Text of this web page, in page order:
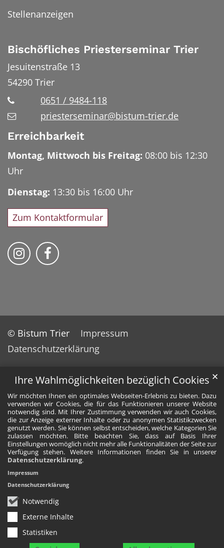
Ihre Wahlmöglichkeiten bezüglich Cookies
Wir möchten Ihnen ein optimales Webseiten-Erlebnis zu bieten. Dazu
verwenden wir Cookies, die für das Funktionieren unserer Website
notwendig sind. Mit Ihrer Zustimmung verwenden wir auch Cookies,
die zur Anzeige externer Inhalte oder zu anonymen Statistikzwecken
genutzt werden. Sie können selbst entscheiden, welche Kategorien Sie
zulassen möchten. Bitte beachten Sie, dass auf Basis Ihrer
Einstellungen womöglich nicht mehr alle Funktionalitäten der Seite zur
Verfügung stehen. Weitere Informationen finden Sie in unserer
Datenschutzerklärung.
Notwendig
Externe Inhalte
Statistiken
✕
Impressum
Datenschutzerklärung
Stellenanzeigen
Bischöfliches Priesterseminar Trier
Jesuitenstraße 13
54290 Trier
0651 / 9484-118
priesterseminar@bistum-trier.de
Erreichbarkeit
Montag, Mittwoch bis Freitag: 08:00 bis 12:30
Uhr
Dienstag: 13:30 bis 16:00 Uhr
Zum Kontaktformular
Bischöfliches Priesterseminar auf
Bischöfliches Priesterseminar auf
© Bistum Trier
Impressum
Datenschutzerklärung